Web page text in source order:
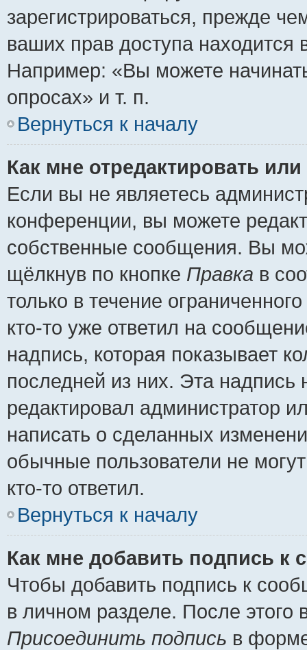
зарегистрироваться, прежде
ваших прав доступа
Например: «Вы можете
опросах» и т. п.
Вернуться к началу
Как мне отредактировать
Если вы не являетесь
конференции, вы можете
собственные сообщения. Вы
щёлкнув по кнопке Правка в
только в течение
кто-то уже ответил на
надпись, которая показывает
последней из них. Эта
редактировал администратор
написать о сделанных
обычные пользователи не
кто-то ответил.
Вернуться к началу
Как мне добавить подпись к
Чтобы добавить подпись к
в личном разделе. После
Присоединить подпись в